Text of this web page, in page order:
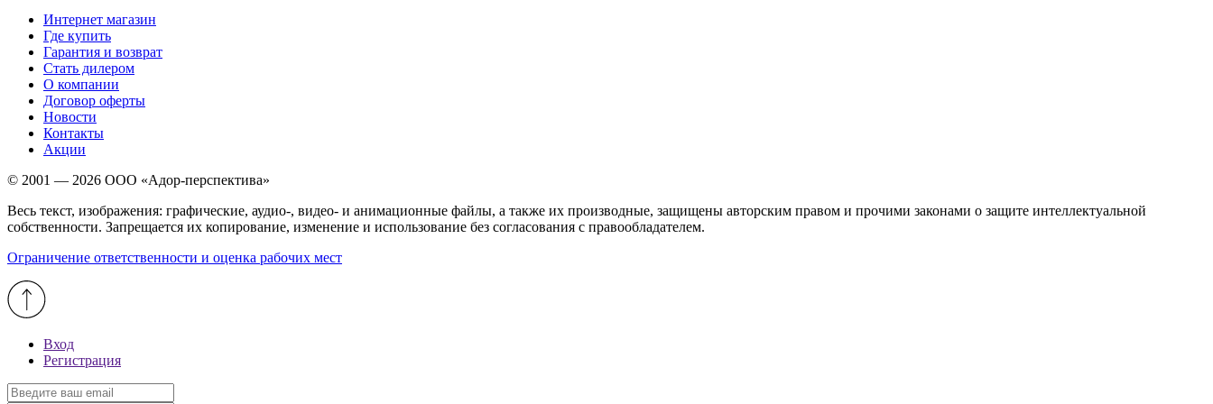
Интернет магазин
Где купить
Гарантия и возврат
Стать дилером
О компании
Договор оферты
Новости
Контакты
Акции
© 2001 — 2026 ООО «Адор-перспектива»
Весь текст, изображения: графические, аудио-, видео- и анимационные файлы, а также их производные, защищены авторским правом и прочими законами о защите интеллектуальной
собственности. Запрещается их копирование, изменение и использование без согласования с правообладателем.
Ограничение ответственности и оценка рабочих мест
Вход
Регистрация